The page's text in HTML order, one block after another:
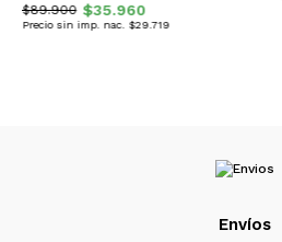
$89.900 $35.960
Precio sin imp. nac. $29.719
Envíos